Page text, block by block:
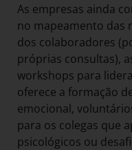
As empresas ainda
no mapeamento das
dos colaboradores
próprias consultas),
workshops para
oferece a formação
emocional,
para os colegas que
psicológicos ou